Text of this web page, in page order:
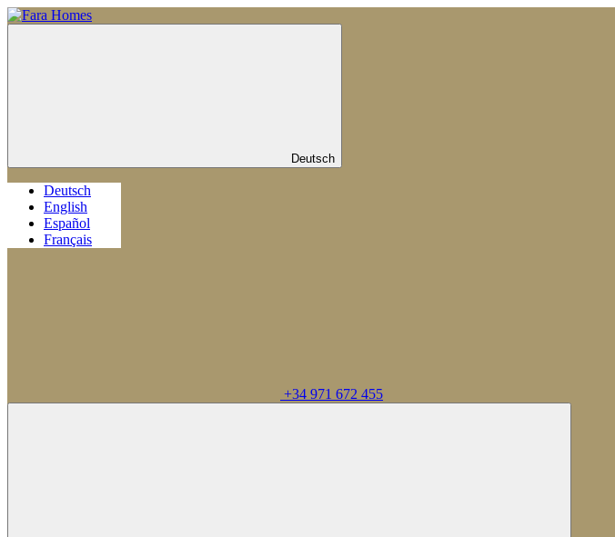
Deutsch
Deutsch
English
Español
Français
+34 971 672 455